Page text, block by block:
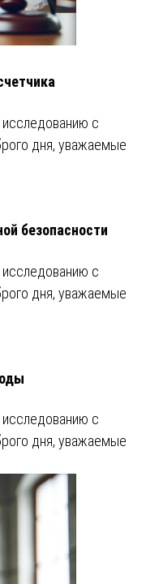
с
дня, уважаемые
безопасности
с
дня, уважаемые
с
дня, уважаемые